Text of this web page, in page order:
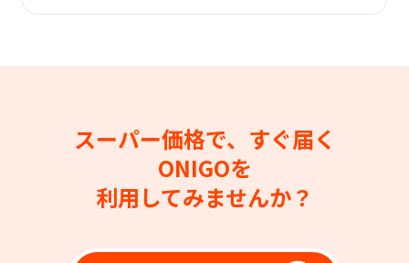
スーパー価格で、すぐ届く
ONIGOを
利用してみませんか？